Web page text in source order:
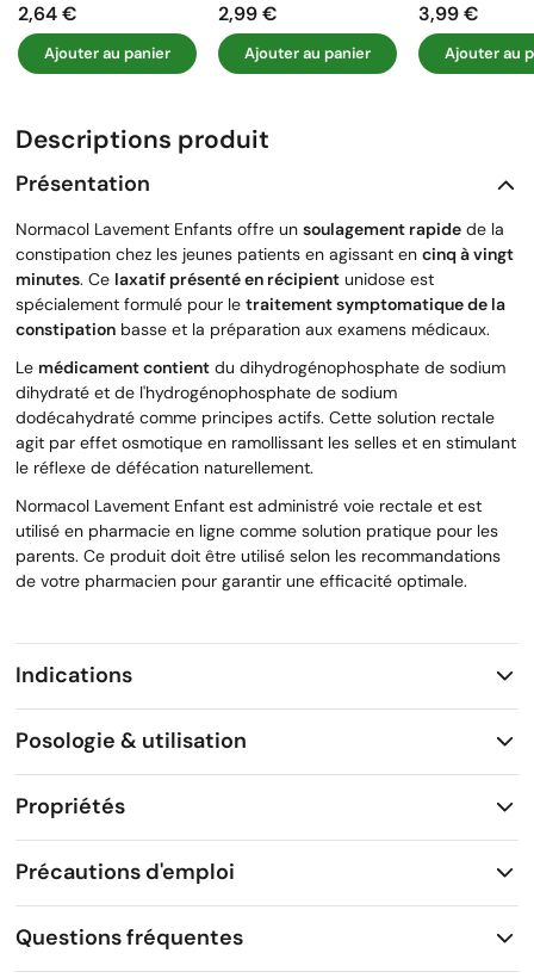
Prix
2,64 €
Ajouter au panier
Prix
2,99 €
Ajouter au panier
Prix
3,99 €
Ajouter au
Descriptions produit
Présentation
Normacol Lavement Enfants offre un soulagement rapide de la
constipation chez les jeunes patients en agissant en cinq à vingt
minutes. Ce laxatif présenté en récipient unidose est
spécialement formulé pour le traitement symptomatique de la
constipation basse et la préparation aux examens médicaux.
Le médicament contient du dihydrogénophosphate de sodium
dihydraté et de l'hydrogénophosphate de sodium
dodécahydraté comme principes actifs. Cette solution rectale
agit par effet osmotique en ramollissant les selles et en stimulant
le réflexe de défécation naturellement.
Normacol Lavement Enfant est administré voie rectale et est
utilisé en pharmacie en ligne comme solution pratique pour les
parents. Ce produit doit être utilisé selon les recommandations
de votre pharmacien pour garantir une efficacité optimale.
Indications
Posologie & utilisation
Propriétés
Précautions d'emploi
Questions fréquentes